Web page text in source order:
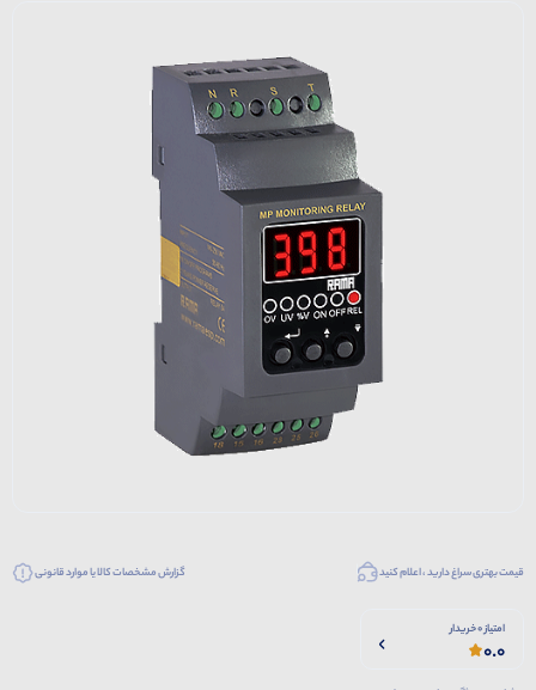
قیمت بهتری سراغ دارید ، اعلام کنید گزارش مشخصات کالا یا موارد قانونی
امتیاز 0 خریدار
0.0